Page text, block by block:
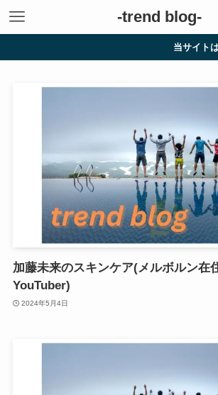
-trend blog-
当サイトは、海外在
加藤未来のスキンケア(メルボルン在
YouTuber)
2024年5月4日